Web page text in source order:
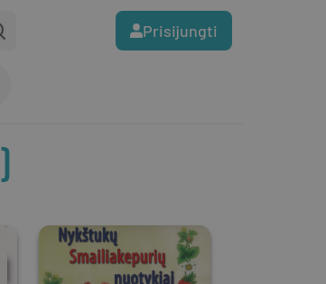
Prisijungti
)